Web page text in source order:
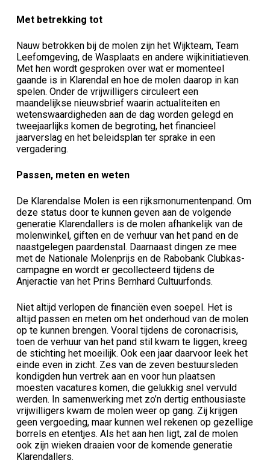
Met betrekking tot
Nauw betrokken bij de molen zijn het Wijkteam, Team
Leefomgeving, de Wasplaats en andere wijkinitiatieven.
Met hen wordt gesproken over wat er momenteel
gaande is in Klarendal en hoe de molen daarop in kan
spelen. Onder de vrijwilligers circuleert een
maandelijkse nieuwsbrief waarin actualiteiten en
wetenswaardigheden aan de dag worden gelegd en
tweejaarlijks komen de begroting, het financieel
jaarverslag en het beleidsplan ter sprake in een
vergadering.
Passen, meten en weten
De Klarendalse Molen is een rijksmonumentenpand. Om
deze status door te kunnen geven aan de volgende
generatie Klarendallers is de molen afhankelijk van de
molenwinkel, giften en de verhuur van het pand en de
naastgelegen paardenstal. Daarnaast dingen ze mee
met de Nationale Molenprijs en de Rabobank Clubkas-
campagne en wordt er gecollecteerd tijdens de
Anjeractie van het Prins Bernhard Cultuurfonds.
Niet altijd verlopen de financiën even soepel. Het is
altijd passen en meten om het onderhoud van de molen
op te kunnen brengen. Vooral tijdens de coronacrisis,
toen de verhuur van het pand stil kwam te liggen, kreeg
de stichting het moeilijk. Ook een jaar daarvoor leek het
einde even in zicht. Zes van de zeven bestuursleden
kondigden hun vertrek aan en voor hun plaatsen
moesten vacatures komen, die gelukkig snel vervuld
werden. In samenwerking met zo’n dertig enthousiaste
vrijwilligers kwam de molen weer op gang. Zij krijgen
geen vergoeding, maar kunnen wel rekenen op gezellige
borrels en etentjes. Als het aan hen ligt, zal de molen
ook zijn wieken draaien voor de komende generatie
Klarendallers.